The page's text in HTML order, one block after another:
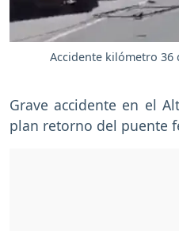
Accidente kilómetro 36
Grave accidente en el
plan retorno del puente